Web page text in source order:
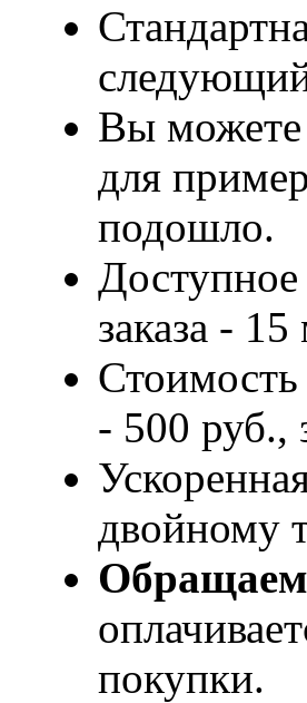
следующий
Вы можете
для
подошло.
Доступное
заказа -
- 500
двойному
покупки.